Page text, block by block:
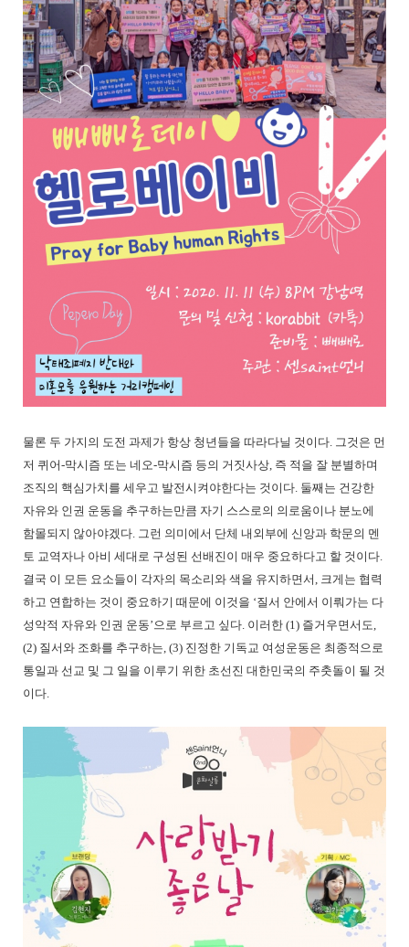
물론 두 가지의 도전 과제가 항상 청년들을 따라다닐 것이다. 그것은 먼
저 퀴어-막시즘 또는 네오-막시즘 등의 거짓사상, 즉 적을 잘 분별하며
조직의 핵심가치를 세우고 발전시켜야한다는 것이다. 둘째는 건강한
자유와 인권 운동을 추구하는만큼 자기 스스로의 의로움이나 분노에
함몰되지 않아야겠다. 그런 의미에서 단체 내외부에 신앙과 학문의 멘
토 교역자나 아비 세대로 구성된 선배진이 매우 중요하다고 할 것이다.
결국 이 모든 요소들이 각자의 목소리와 색을 유지하면서, 크게는 협력
하고 연합하는 것이 중요하기 때문에 이것을 ‘질서 안에서 이뤄가는 다
성악적 자유와 인권 운동’으로 부르고 싶다. 이러한 (1) 즐거우면서도,
(2) 질서와 조화를 추구하는, (3) 진정한 기독교 여성운동은 최종적으로
통일과 선교 및 그 일을 이루기 위한 초선진 대한민국의 주춧돌이 될 것
이다.